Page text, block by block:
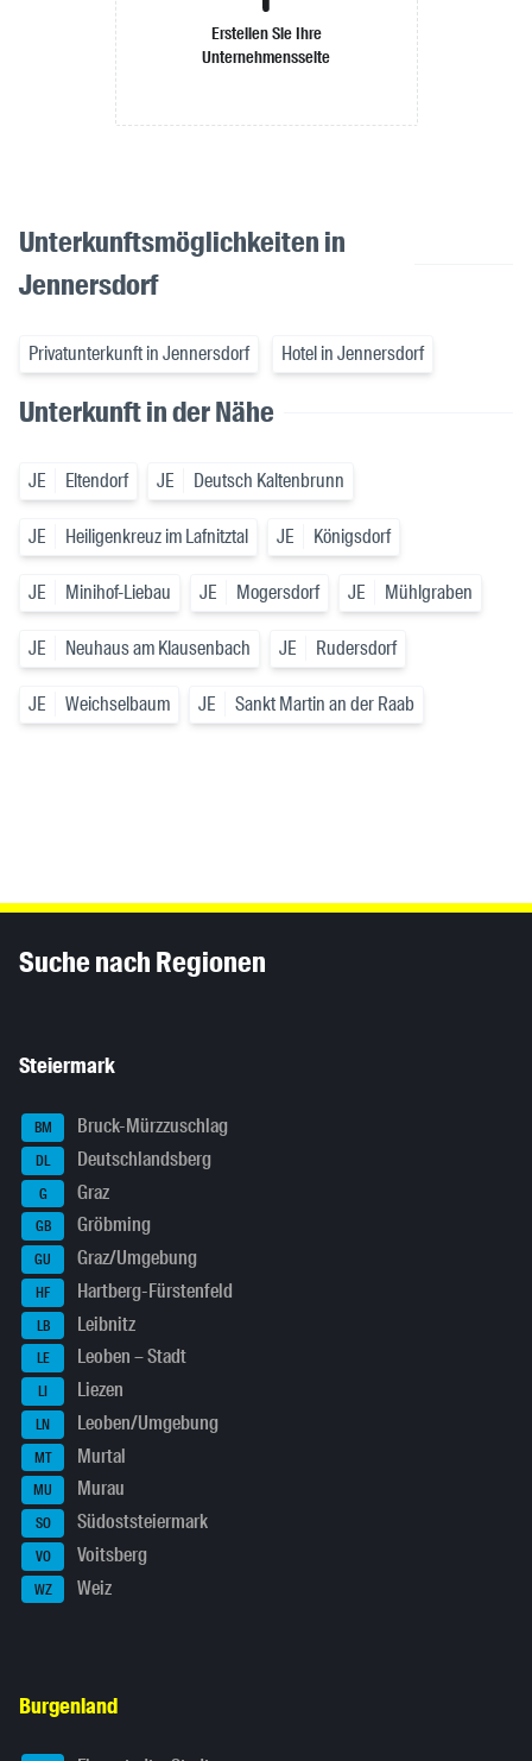
Erstellen Sie Ihre
Unternehmensseite
Unterkunftsmöglichkeiten in
Jennersdorf
Privatunterkunft in Jennersdorf Hotel in Jennersdorf
Unterkunft in der Nähe
JE Eltendorf JE Deutsch Kaltenbrunn
JE Heiligenkreuz im Lafnitztal JE Königsdorf
JE Minihof-Liebau JE Mogersdorf JE Mühlgraben
JE Neuhaus am Klausenbach JE Rudersdorf
JE Weichselbaum JE Sankt Martin an der Raab
Suche nach Regionen
Steiermark
BM Bruck-Mürzzuschlag
DL Deutschlandsberg
G Graz
GB Gröbming
GU Graz/Umgebung
HF Hartberg-Fürstenfeld
LB Leibnitz
LE Leoben – Stadt
LI Liezen
LN Leoben/Umgebung
MT Murtal
MU Murau
SO Südoststeiermark
VO Voitsberg
WZ Weiz
Burgenland